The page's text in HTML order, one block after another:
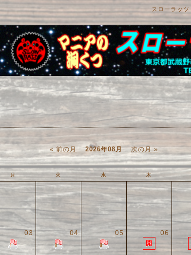
スローラッツ
« 前の月 2026年08月 次の月 »
月 火 水 木
03 04 05 06